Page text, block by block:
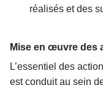
réalisés et des
Mise en œuvre des
L’essentiel des
est conduit au sein